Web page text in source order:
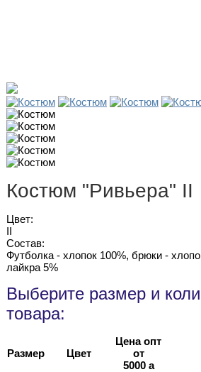
Костюм "Ривьера" II
Цвет:
II
Состав:
Футболка - хлопок 100%, брюки -
лайкра 5%
Выберите размер и
товара:
Размер Цвет
Цена опт
от
5000 a